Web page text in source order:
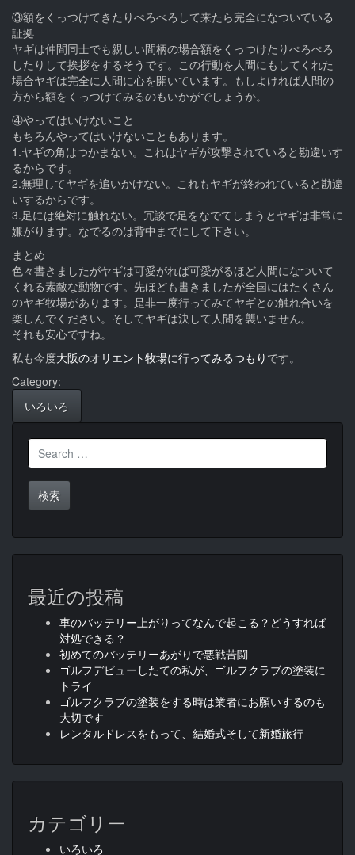
③額をくっつけてきたりぺろぺろして来たら完全になついている
証拠
ヤギは仲間同士でも親しい間柄の場合額をくっつけたりぺろぺろ
したりして挨拶をするそうです。この行動を人間にもしてくれた
場合ヤギは完全に人間に心を開いています。もしよければ人間の
方から額をくっつけてみるのもいかがでしょうか。
④やってはいけないこと
もちろんやってはいけないこともあります。
1.ヤギの角はつかまない。これはヤギが攻撃されていると勘違いす
るからです。
2.無理してヤギを追いかけない。これもヤギが終われていると勘違
いするからです。
3.足には絶対に触れない。冗談で足をなでてしまうとヤギは非常に
嫌がります。なでるのは背中までにして下さい。
まとめ
色々書きましたがヤギは可愛がれば可愛がるほど人間になついて
くれる素敵な動物です。先ほども書きましたが全国にはたくさん
のヤギ牧場があります。是非一度行ってみてヤギとの触れ合いを
楽しんでください。そしてヤギは決して人間を襲いません。
それも安心ですね。
私も今度大阪のオリエント牧場に行ってみるつもり です。
Category:
いろいろ
Search
for:
最近の投稿
車のバッテリー上がりってなんで起こる？どうすれば
対処できる？
初めてのバッテリーあがりで悪戦苦闘
ゴルフデビューしたての私が、ゴルフクラブの塗装に
トライ
ゴルフクラブの塗装をする時は業者にお願いするのも
大切です
レンタルドレスをもって、結婚式そして新婚旅行
カテゴリー
いろいろ